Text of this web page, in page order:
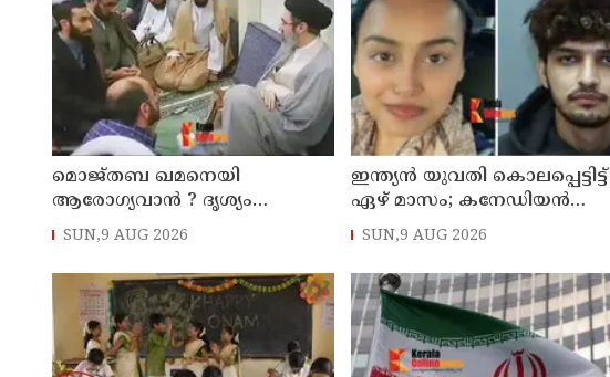
മൊജ്തബ ഖമനെയി
ആരോഗ്യവാന്‍ ? ദൃശ്യം
പുറത്തുവിട്ട് ഇറാന്‍ മാധ്യമം
SUN,9 AUG 2026
ഇന്ത്യന്‍ യുവതി കൊലപ്പെട്ടിട്ട്
ഏഴ് മാസം; കനേഡിയന്‍
പൗരനായ പങ്കാളി അറസ്റ്റില്‍
SUN,9 AUG 2026